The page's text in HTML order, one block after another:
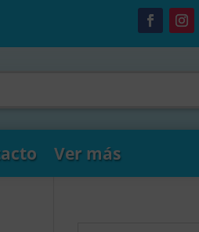
Ver más